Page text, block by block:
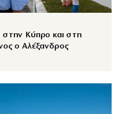
Κύπρο και στη
ο Αλέξανδρος